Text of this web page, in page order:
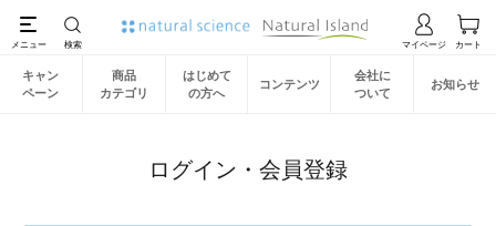
キャン
ペーン
商品
カテゴリ
はじめて
の方へ
コンテンツ
会社に
ついて
お知らせ
ログイン・会員登録